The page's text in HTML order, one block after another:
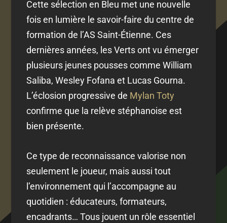
Cette sélection en Bleu met une nouvelle
fois en lumière le savoir-faire du centre de
formation de l’AS Saint-Étienne. Ces
dernières années, les Verts ont vu émerger
plusieurs jeunes pousses comme William
Saliba, Wesley Fofana et Lucas Gourna.
L’éclosion progressive de Mylan Toty
confirme que la relève stéphanoise est
bien présente.
Ce type de reconnaissance valorise non
seulement le joueur, mais aussi tout
l’environnement qui l’accompagne au
quotidien : éducateurs, formateurs,
encadrants… Tous jouent un rôle essentiel